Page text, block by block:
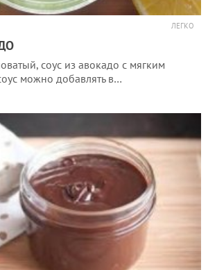
ЛЕГКО
соус из авокадо с мягким
можно добавлять в…